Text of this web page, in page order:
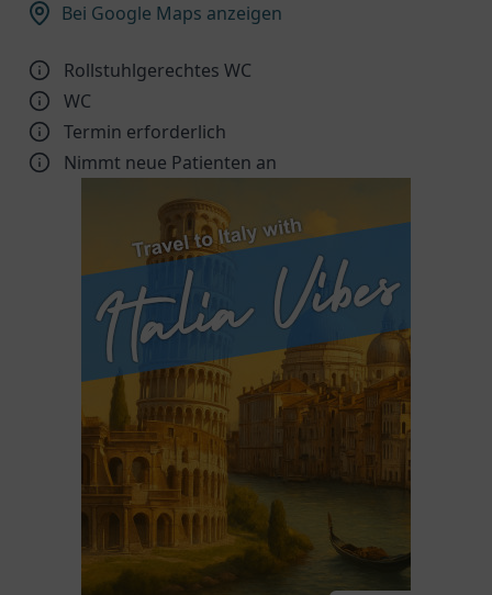
Bei Google Maps anzeigen
Rollstuhlgerechtes WC
WC
Termin erforderlich
Nimmt neue Patienten an